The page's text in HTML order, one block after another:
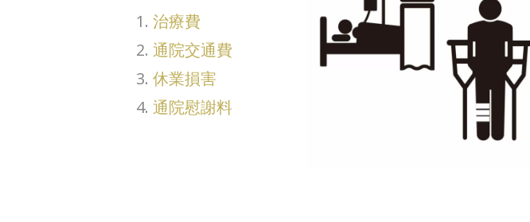
治療費
通院交通費
休業損害
通院慰謝料